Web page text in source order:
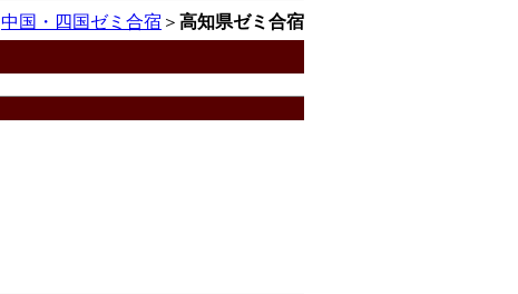
中国・四国ゼミ合宿 ＞ 高知県ゼミ合宿